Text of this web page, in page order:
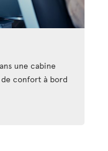
une cabine
de confort à bord